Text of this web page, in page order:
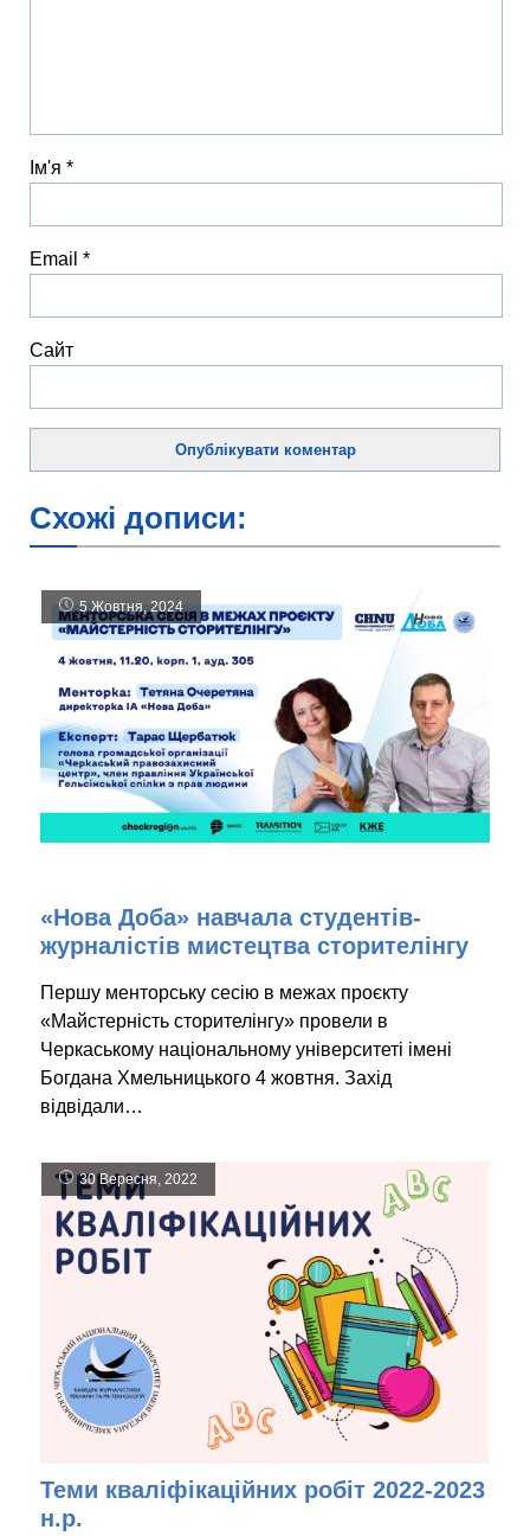
Ім'я *
Email *
Сайт
Схожі дописи:
5 Жовтня, 2024
«Нова Доба» навчала студентів-
журналістів мистецтва сторителінгу
Першу менторську сесію в межах проєкту
«Майстерність сторителінгу» провели в
Черкаському національному університеті імені
Богдана Хмельницького 4 жовтня. Захід
відвідали…
30 Вересня, 2022
Теми кваліфікаційних робіт 2022-2023
н.р.